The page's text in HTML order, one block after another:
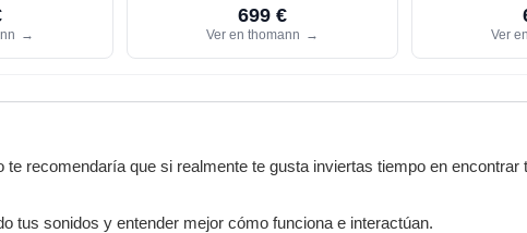
→
699 €
Ver en thomann → Ver
recomendaría que si realmente te gusta inviertas tiempo en encontrar
tus sonidos y entender mejor cómo funciona e interactúan.